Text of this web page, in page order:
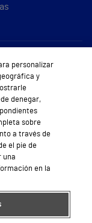
trabajo
personalizar
y
denegar,
sobre
a través de
el pie de
una
en la